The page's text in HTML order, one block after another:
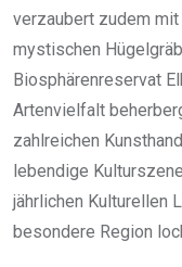
verzaubert zudem
mystischen
Biosphärenreservat
Artenvielfalt
zahlreichen
lebendige
jährlichen Kulturellen
besondere Region